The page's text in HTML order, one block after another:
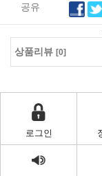
공유
상품리뷰 [0]
로그인